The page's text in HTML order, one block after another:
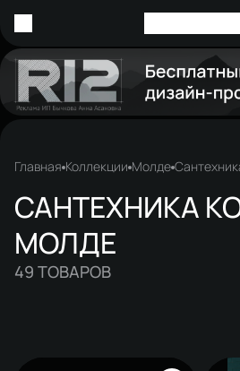
Главная Коллекции Молде
САНТЕХНИКА
МОЛДЕ
49 ТОВАРОВ